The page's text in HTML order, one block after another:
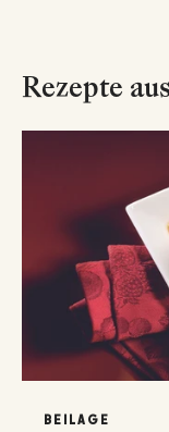
Rezepte
BEILAGE